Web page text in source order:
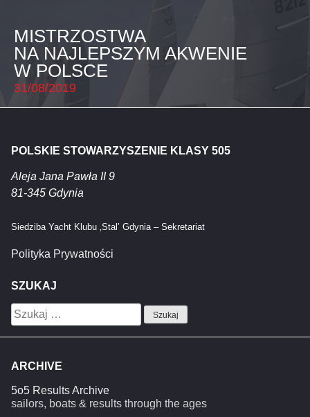
MISTRZOSTWA
NA NAJLEPSZYM AKWENIE
W POLSCE
31/08/2019
POLSKIE STOWARZYSZENIE KLASY 505
Aleja Jana Pawła II 9
81-345 Gdynia
Siedziba Yacht Klubu ‚Stal’ Gdynia – Sekretariat
Polityka Prywatności
SZUKAJ
Szukaj:
ARCHIVE
5o5 Results Archive
sailors, boats & results through the ages